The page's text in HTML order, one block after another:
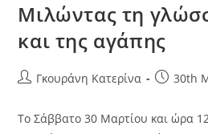
Μιλώντας τη
και της αγάπης
Γκουράνη Κατερίνα 30th
Το Σάββατο 30 Μαρτίου και ώρα